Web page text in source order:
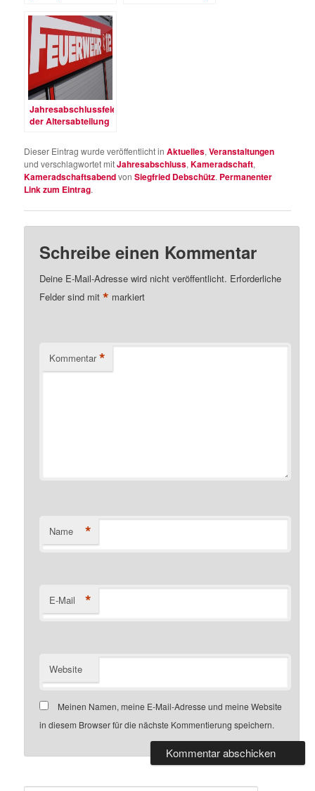
Jahresabschlussfeier
der Altersabteilung
Dieser Eintrag wurde veröffentlicht inAktuelles,Veranstaltungen
und verschlagwortet mitJahresabschluss,Kameradschaft,
KameradschaftsabendvonSiegfried Debschütz. Permanenter
Link zum Eintrag.
Schreibe einen Kommentar
Deine E-Mail-Adresse wird nicht veröffentlicht. Erforderliche
Felder sind mit* markiert
Kommentar *
Name *
E-Mail *
Website
Meinen Namen, meine E-Mail-Adresse und meine Website
in diesem Browser für die nächste Kommentierung speichern.